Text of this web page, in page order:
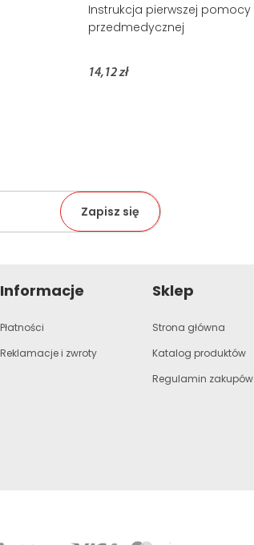
Instrukcja pierwszej pomocy
przedmedycznej
14,12 zł
Informacje
Płatności
Reklamacje i zwroty
Sklep
Strona główna
Katalog produktów
Regulamin zakupów